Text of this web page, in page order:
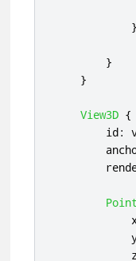
}
}
}
View3D {
id: